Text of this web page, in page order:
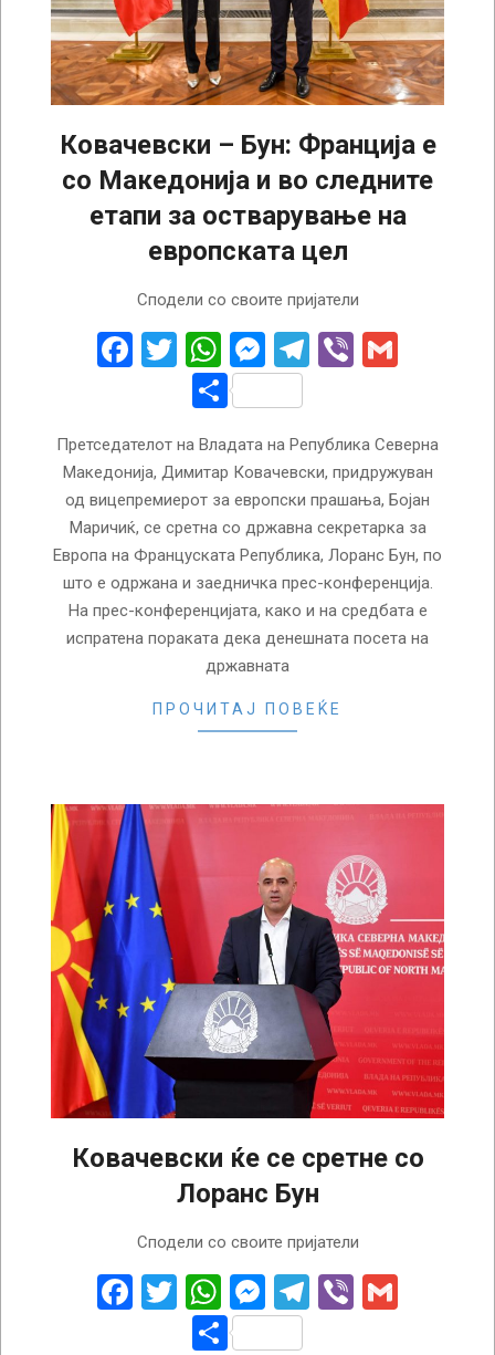
Ковачевски – Бун: Франција е
со Македонија и во следните
етапи за остварување на
европската цел
Сподели со своите пријатели
Facebook
Twitter
WhatsApp
Messenger
Telegram
Viber
Share
Претседателот на Владата на Република Северна
Македонија, Димитар Ковачевски, придружуван
од вицепремиерот за европски прашања, Бојан
Маричиќ, се сретна со државна секретарка за
Европа на Француската Република, Лоранс Бун, по
што е одржана и заедничка прес-конференција.
На прес-конференцијата, како и на средбата е
испратена пораката дека денешната посета на
државната
ПРОЧИТАЈ ПОВЕЌЕ
Ковачевски ќе се сретне со
Лоранс Бун
Сподели со своите пријатели
Facebook
Twitter
WhatsApp
Messenger
Telegram
Viber
Share